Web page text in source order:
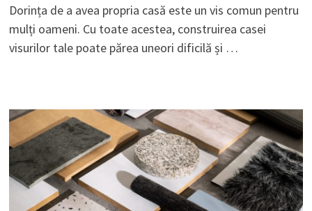
Dorința de a avea propria casă este un vis comun pentru
mulți oameni. Cu toate acestea, construirea casei
visurilor tale poate părea uneori dificilă și …